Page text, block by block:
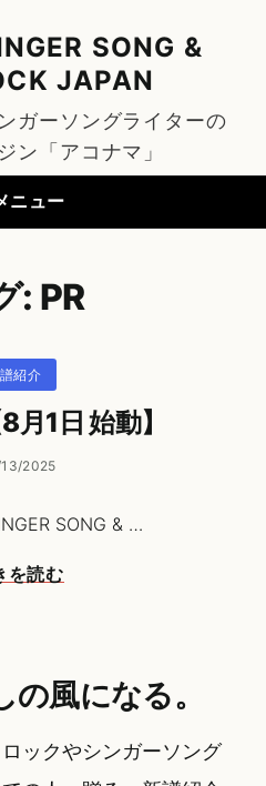
SONG &
JAPAN
ガーソングライターの
ン「アコナマ」
ニュー
: PR
紹介
1日 始動】
2025
SONG & …
を読む
【8
月
日
風になる。
ックやシンガーソング